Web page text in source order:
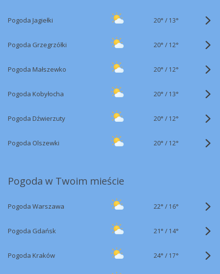
Pogoda Jagiełki 20° / 13°
Pogoda Grzegrzółki 20° / 12°
Pogoda Małszewko 20° / 12°
Pogoda Kobyłocha 20° / 13°
Pogoda Dźwierzuty 20° / 12°
Pogoda Olszewki 20° / 12°
Pogoda w Twoim mieście
Pogoda Warszawa 22° / 16°
Pogoda Gdańsk 21° / 14°
Pogoda Kraków 24° / 17°